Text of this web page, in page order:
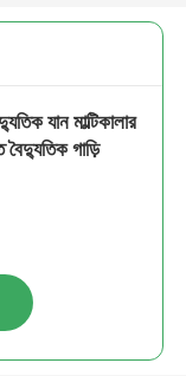
যান মাল্টিকালার
গাড়ি